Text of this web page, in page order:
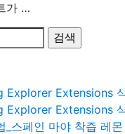
가 …
Explorer Extensions
Explorer Extensions
_스페인 마야 착즙 레몬